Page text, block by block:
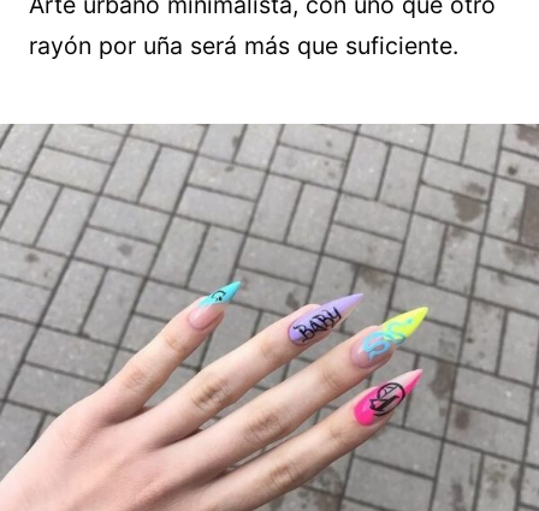
rayón por uña será más que suficiente.